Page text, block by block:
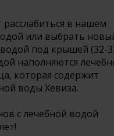
в нашем
или выбрать
под крышей (32-
наполняются
которая содержит
воды Хевиза.
с лечебной водой